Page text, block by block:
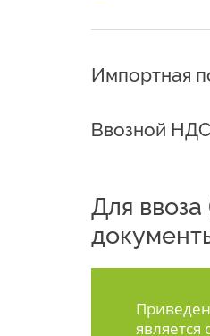
Импортная
Ввозной
Для